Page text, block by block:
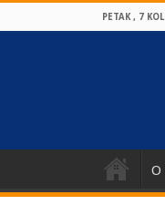
PETAK , 7